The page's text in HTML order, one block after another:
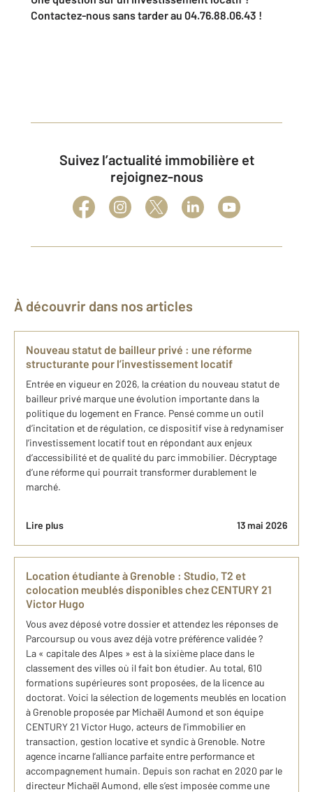
Contactez-nous sans tarder au 04.76.88.06.43 !
Suivez l’actualité immobilière et
rejoignez-nous
À découvrir dans nos articles
Nouveau statut de bailleur privé : une réforme
structurante pour l’investissement locatif
Entrée en vigueur en 2026, la création du nouveau statut de
bailleur privé marque une évolution importante dans la
politique du logement en France. Pensé comme un outil
d’incitation et de régulation, ce dispositif vise à redynamiser
l’investissement locatif tout en répondant aux enjeux
d’accessibilité et de qualité du parc immobilier. Décryptage
d’une réforme qui pourrait transformer durablement le
marché.
Lire plus 13 mai 2026
Location étudiante à Grenoble : Studio, T2 et
colocation meublés disponibles chez CENTURY 21
Victor Hugo
Vous avez déposé votre dossier et attendez les réponses de
Parcoursup ou vous avez déjà votre préférence validée ?
La « capitale des Alpes » est à la sixième place dans le
classement des villes où il fait bon étudier. Au total, 610
formations supérieures sont proposées, de la licence au
doctorat. Voici la sélection de logements meublés en location
à Grenoble proposée par Michaël Aumond et son équipe
CENTURY 21 Victor Hugo, acteurs de l'immobilier en
transaction, gestion locative et syndic à Grenoble. Notre
agence incarne l’alliance parfaite entre performance et
accompagnement humain. Depuis son rachat en 2020 par le
directeur Michaël Aumond, elle s’est imposée comme une